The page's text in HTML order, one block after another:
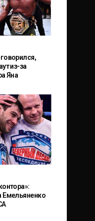
из-за
Яна
Емельяненко